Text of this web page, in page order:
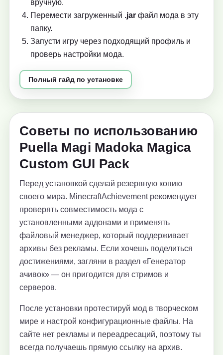
вручную.
Перемести загруженный .jar файл мода в эту
папку.
Запусти игру через подходящий профиль и
проверь настройки мода.
Полный гайд по установке
Советы по использованию
Puella Magi Madoka Magica
Custom GUI Pack
Перед установкой сделай резервную копию
своего мира. MinecraftAchievement рекомендует
проверять совместимость мода с
установленными аддонами и применять
файловый менеджер, который поддерживает
архивы без рекламы. Если хочешь поделиться
достижениями, загляни в раздел «Генератор
ачивок» — он пригодится для стримов и
серверов.
После установки протестируй мод в творческом
мире и настрой конфигурационные файлы. На
сайте нет рекламы и переадресаций, поэтому ты
всегда получаешь прямую ссылку на архив.